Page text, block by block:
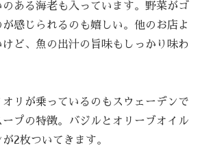
ある海老も入っています。野菜がゴ
感じられるのも嬉しい。他のお店よ
けど、魚の出汁の旨味もしっかり味わ
リが乗っているのもスウェーデンで
プの特徴。バジルとオリーブオイル
2枚ついてきます。